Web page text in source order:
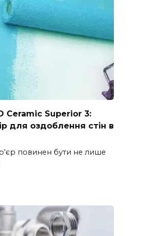
Ceramic Superior 3:
для оздоблення стін в
повинен бути не лише